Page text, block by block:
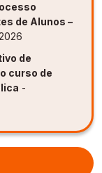
de Alunos –
de
curso de
-